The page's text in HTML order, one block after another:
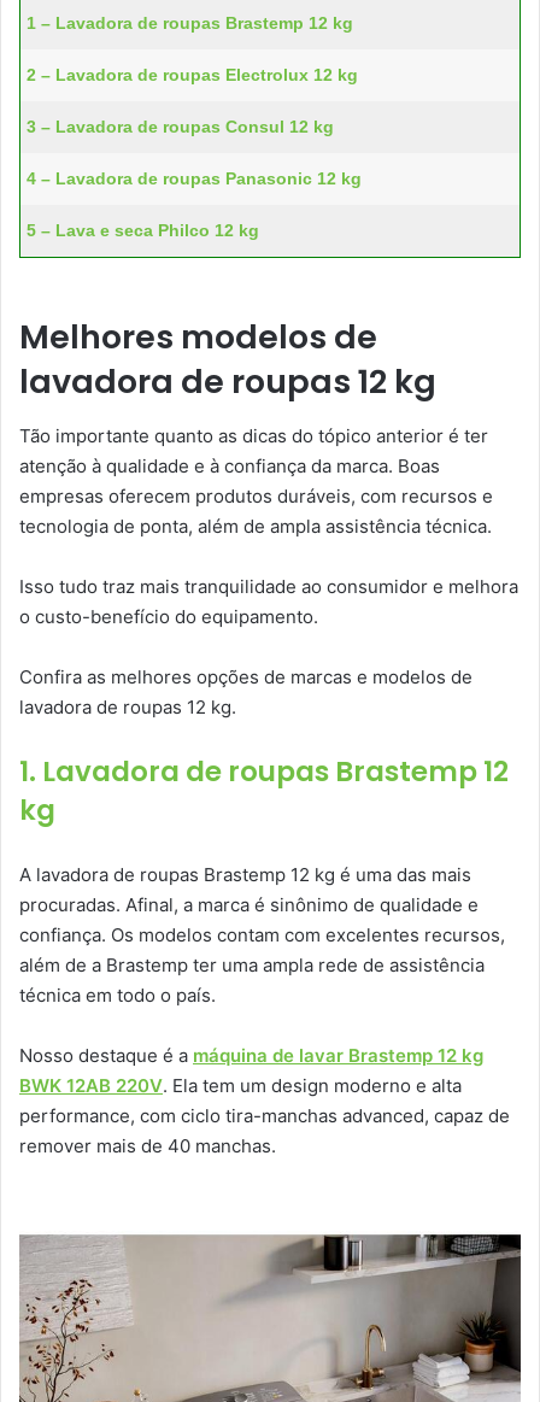
1 – Lavadora de roupas Brastemp 12 kg
2 – Lavadora de roupas Electrolux 12 kg
3 – Lavadora de roupas Consul 12 kg
4 – Lavadora de roupas Panasonic 12 kg
5 – Lava e seca Philco 12 kg
Melhores modelos de
lavadora de roupas 12 kg
Tão importante quanto as dicas do tópico anterior é ter
atenção à qualidade e à confiança da marca. Boas
empresas oferecem produtos duráveis, com recursos e
tecnologia de ponta, além de ampla assistência técnica.
Isso tudo traz mais tranquilidade ao consumidor e melhora
o custo-benefício do equipamento.
Confira as melhores opções de marcas e modelos de
lavadora de roupas 12 kg.
1. Lavadora de roupas Brastemp 12
kg
A lavadora de roupas Brastemp 12 kg é uma das mais
procuradas. Afinal, a marca é sinônimo de qualidade e
confiança. Os modelos contam com excelentes recursos,
além de a Brastemp ter uma ampla rede de assistência
técnica em todo o país.
Nosso destaque é a máquina de lavar Brastemp 12 kg
BWK 12AB 220V. Ela tem um design moderno e alta
performance, com ciclo tira-manchas advanced, capaz de
remover mais de 40 manchas.